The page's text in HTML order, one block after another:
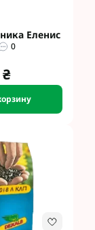
Еленис
0